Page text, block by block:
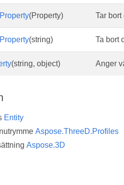
(Property) Tar
(string) Ta bort
(string, object) Anger
Entity
Aspose.ThreeD.Profiles
Aspose.3D